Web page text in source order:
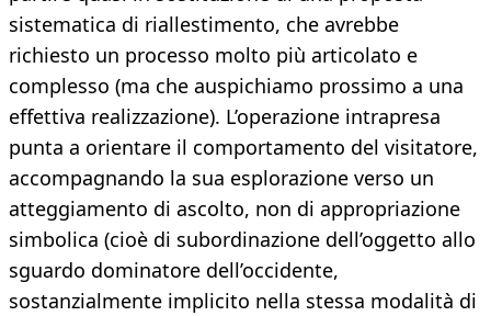
sistematica di riallestimento, che avrebbe
richiesto un processo molto più articolato e
complesso (ma che auspichiamo prossimo a una
effettiva realizzazione). L’operazione intrapresa
punta a orientare il comportamento del visitatore,
accompagnando la sua esplorazione verso un
atteggiamento di ascolto, non di appropriazione
simbolica (cioè di subordinazione dell’oggetto allo
sguardo dominatore dell’occidente,
sostanzialmente implicito nella stessa modalità di